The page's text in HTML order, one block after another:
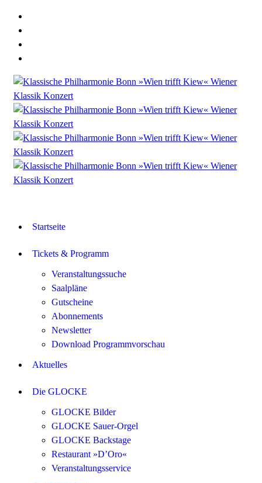
Startseite
Tickets & Programm
Veranstaltungssuche
Saalpläne
Gutscheine
Abonnements
Newsletter
Download Programmvorschau
Aktuelles
Die GLOCKE
GLOCKE Bilder
GLOCKE Sauer-Orgel
GLOCKE Backstage
Restaurant »D’Oro«
Veranstaltungsservice